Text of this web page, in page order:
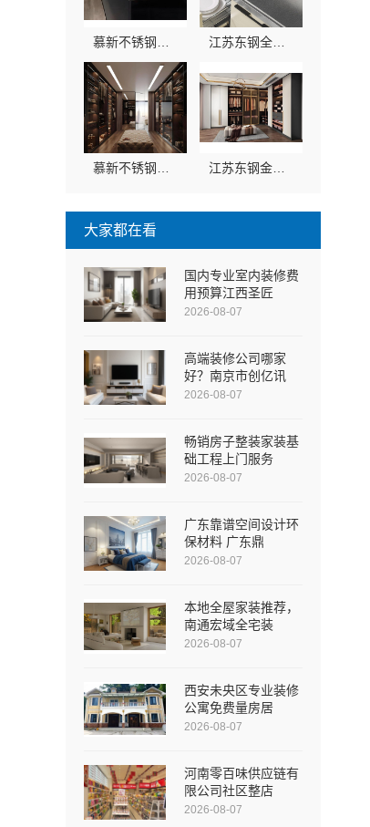
大家都在看
国内专业室内装修费
用预算江西圣匠
2026-08-07
高端装修公司哪家
好？南京市创亿讯
2026-08-07
畅销房子整装家装基
础工程上门服务
2026-08-07
广东靠谱空间设计环
保材料 广东鼎
2026-08-07
本地全屋家装推荐，
南通宏域全宅装
2026-08-07
西安未央区专业装修
公寓免费量房居
2026-08-07
河南零百味供应链有
限公司社区整店
2026-08-07